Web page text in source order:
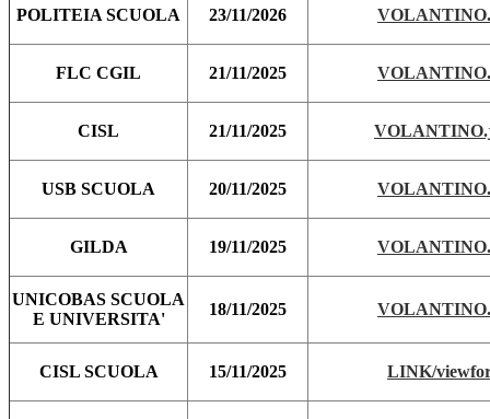
POLITEIA SCUOLA 23/11/2026
FLC CGIL 21/11/2025
CISL 21/11/2025
USB SCUOLA 20/11/2025
GILDA 19/11/2025
UNICOBAS SCUOLA
E UNIVERSITA'
18/11/2025
CISL SCUOLA 15/11/2025 LINK/